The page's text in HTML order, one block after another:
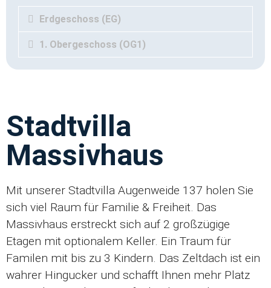
Erdgeschoss (EG)
1. Obergeschoss (OG1)
Stadtvilla
Massivhaus
Mit unserer Stadtvilla Augenweide 137 holen Sie
sich viel Raum für Familie & Freiheit. Das
Massivhaus erstreckt sich auf 2 großzügige
Etagen mit optionalem Keller. Ein Traum für
Familen mit bis zu 3 Kindern. Das Zeltdach ist ein
wahrer Hingucker und schafft Ihnen mehr Platz